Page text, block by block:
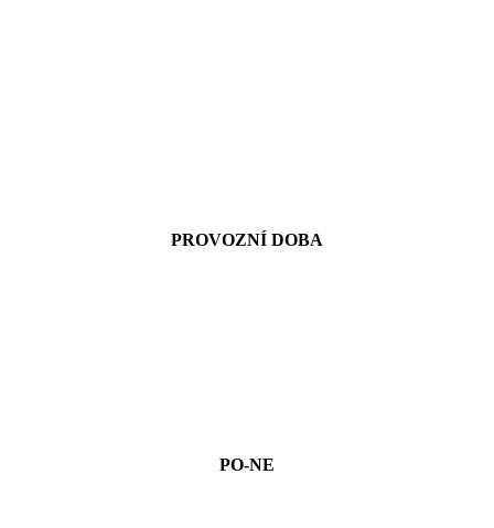
PROVOZNÍ DOBA
PO-NE